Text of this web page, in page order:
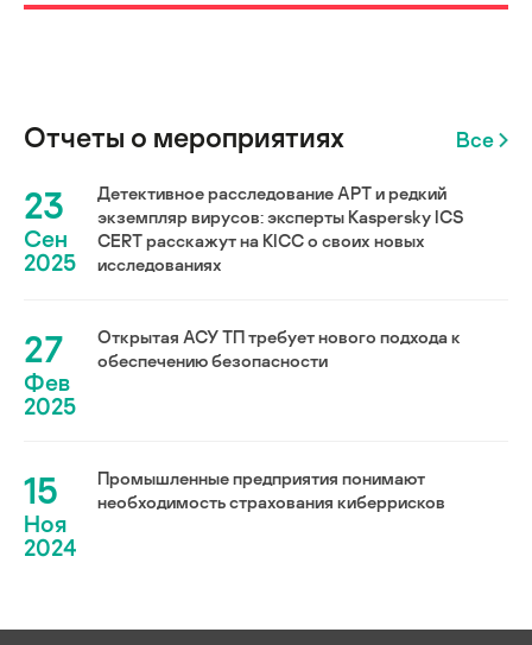
Отчеты о мероприятиях Все
23
Сен
2025
Детективное расследование АРТ и редкий
экземпляр вирусов: эксперты Kaspersky ICS
CERT расскажут на KICC о своих новых
исследованиях
27
Фев
2025
Открытая АСУ ТП требует нового подхода к
обеспечению безопасности
15
Ноя
2024
Промышленные предприятия понимают
необходимость страхования киберрисков